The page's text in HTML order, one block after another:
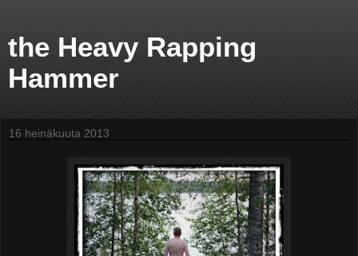
the Heavy Rapping
Hammer
16 heinäkuuta 2013